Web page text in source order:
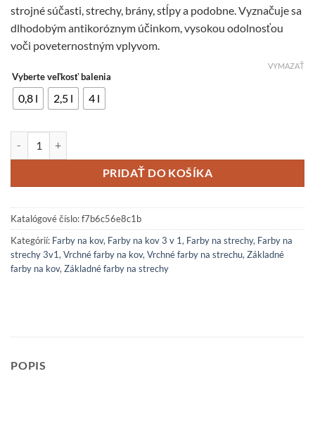
strojné súčasti, strechy, brány, stĺpy a podobne. Vyznačuje sa
dlhodobým antikoróznym účinkom, vysokou odolnosťou
voči poveternostným vplyvom.
Vyberte veľkosť balenia
0,8 l 2,5 l 4 l
VYMAZAŤ
PRIDAŤ DO KOŠÍKA
Katalógové číslo:f7b6c56e8c1b
Kategórií: Farby na kov, Farby na kov 3 v 1, Farby na strechy, Farby na
strechy 3v1, Vrchné farby na kov, Vrchné farby na strechu, Základné
farby na kov, Základné farby na strechy
POPIS